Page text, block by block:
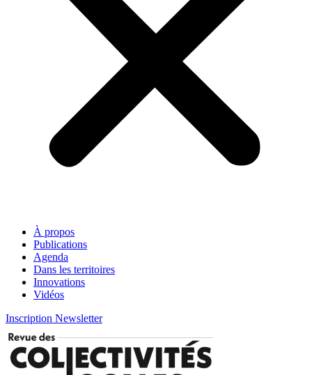
À propos
Publications
Agenda
Dans les territoires
Innovations
Vidéos
Inscription Newsletter